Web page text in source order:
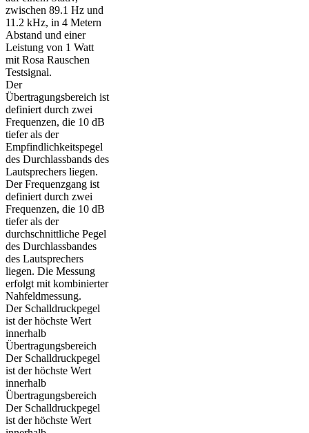
zwischen 89.1 Hz und
11.2 kHz, in 4 Metern
Abstand und einer
Leistung von 1 Watt
mit Rosa Rauschen
Testsignal.
Der
Übertragungsbereich ist
definiert durch zwei
Frequenzen, die 10 dB
tiefer als der
Empfindlichkeitspegel
des Durchlassbands des
Lautsprechers liegen.
Der Frequenzgang ist
definiert durch zwei
Frequenzen, die 10 dB
tiefer als der
durchschnittliche Pegel
des Durchlassbandes
des Lautsprechers
liegen. Die Messung
erfolgt mit kombinierter
Nahfeldmessung.
Der Schalldruckpegel
ist der höchste Wert
innerhalb
Übertragungsbereich
Der Schalldruckpegel
ist der höchste Wert
innerhalb
Übertragungsbereich
Der Schalldruckpegel
ist der höchste Wert